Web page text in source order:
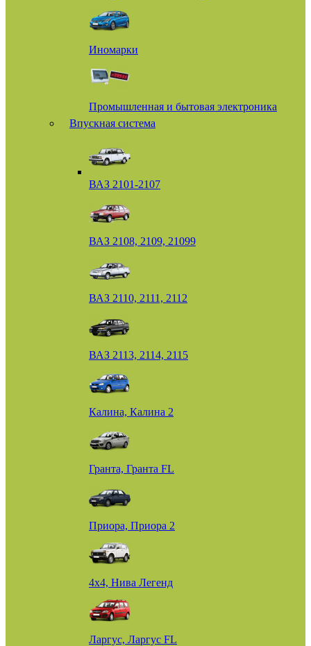
Иномарки
Промышленная и бытовая электроника
Впускная система
ВАЗ 2101-2107
ВАЗ 2108, 2109, 21099
ВАЗ 2110, 2111, 2112
ВАЗ 2113, 2114, 2115
Калина, Калина 2
Гранта, Гранта FL
Приора, Приора 2
4х4, Нива Легенд
Ларгус, Ларгус FL